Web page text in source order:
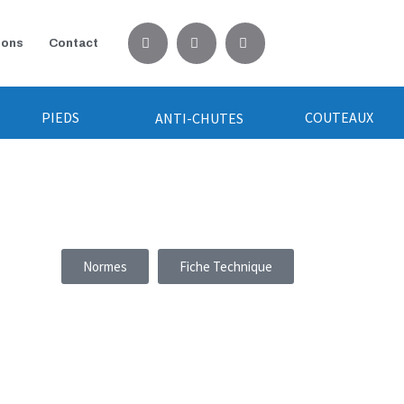
Contact
PIEDS ANTI-CHUTES COUTEAUX
Normes Fiche Technique